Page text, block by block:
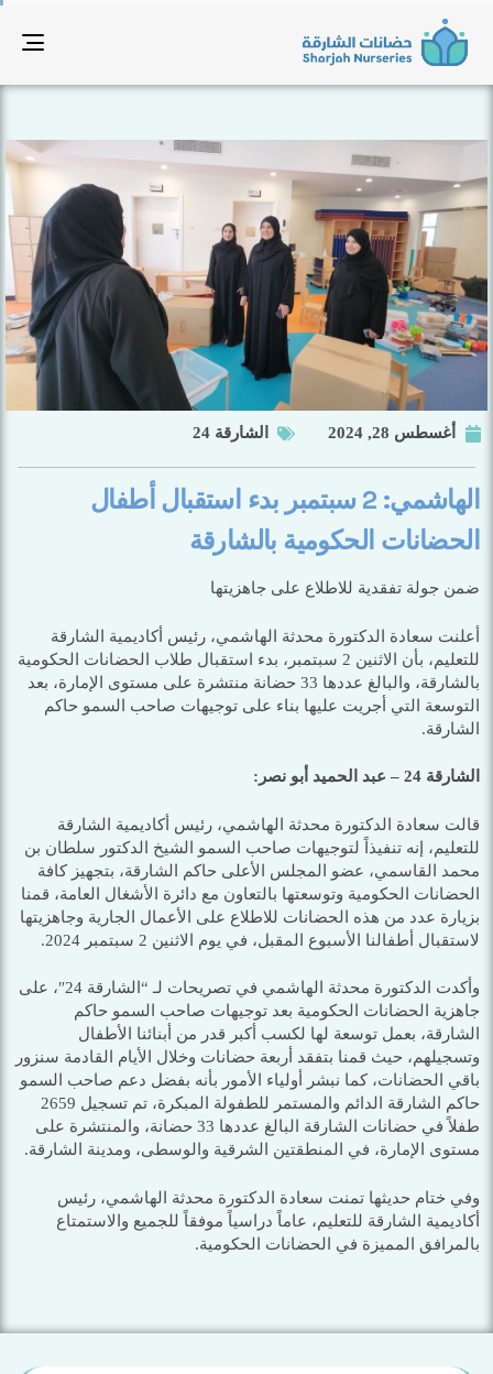
أغسطس 28, 2024 الشارقة 24
الهاشمي: 2 سبتمبر بدء استقبال أطفال
الحضانات الحكومية بالشارقة
ضمن جولة تفقدية للاطلاع على جاهزيتها
أعلنت سعادة الدكتورة محدثة الهاشمي، رئيس أكاديمية الشارقة
للتعليم، بأن الاثنين 2 سبتمبر، بدء استقبال طلاب الحضانات الحكومية
بالشارقة، والبالغ عددها 33 حضانة منتشرة على مستوى الإمارة، بعد
التوسعة التي أجريت عليها بناء على توجيهات صاحب السمو حاكم
الشارقة.
الشارقة 24 – عبد الحميد أبو نصر:
قالت سعادة الدكتورة محدثة الهاشمي، رئيس أكاديمية الشارقة
للتعليم، إنه تنفيذاً لتوجيهات صاحب السمو الشيخ الدكتور سلطان بن
محمد القاسمي، عضو المجلس الأعلى حاكم الشارقة، بتجهيز كافة
الحضانات الحكومية وتوسعتها بالتعاون مع دائرة الأشغال العامة، قمنا
بزيارة عدد من هذه الحضانات للاطلاع على الأعمال الجارية وجاهزيتها
لاستقبال أطفالنا الأسبوع المقبل، في يوم الاثنين 2 سبتمبر 2024.
وأكدت الدكتورة محدثة الهاشمي في تصريحات لـ “الشارقة 24″، على
جاهزية الحضانات الحكومية بعد توجيهات صاحب السمو حاكم
الشارقة، بعمل توسعة لها لكسب أكبر قدر من أبنائنا الأطفال
وتسجيلهم، حيث قمنا بتفقد أربعة حضانات وخلال الأيام القادمة سنزور
باقي الحضانات، كما نبشر أولياء الأمور بأنه بفضل دعم صاحب السمو
حاكم الشارقة الدائم والمستمر للطفولة المبكرة، تم تسجيل 2659
طفلاً في حضانات الشارقة البالغ عددها 33 حضانة، والمنتشرة على
مستوى الإمارة، في المنطقتين الشرقية والوسطى، ومدينة الشارقة.
وفي ختام حديثها تمنت سعادة الدكتورة محدثة الهاشمي، رئيس
أكاديمية الشارقة للتعليم، عاماً دراسياً موفقاً للجميع والاستمتاع
بالمرافق المميزة في الحضانات الحكومية.